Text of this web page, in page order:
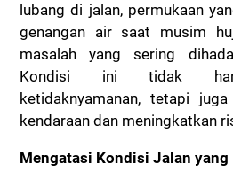
lubang di jalan, permukaan
genangan air saat musim
masalah yang sering
Kondisi ini tidak
ketidaknyamanan, tetapi
kendaraan dan meningkatkan
Mengatasi Kondisi Jalan yang